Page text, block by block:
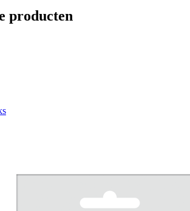
producten